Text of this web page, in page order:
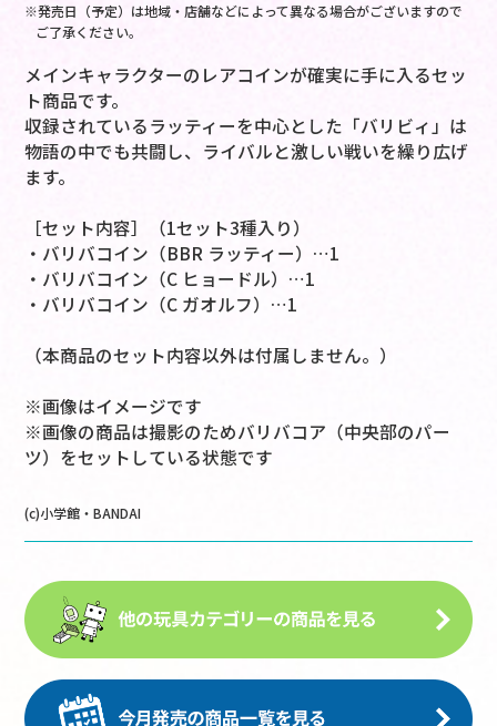
※発売日（予定）は地域・店舗などによって異なる場合がございますので
ご了承ください。
メインキャラクターのレアコインが確実に手に入るセッ
ト商品です。
収録されているラッティーを中心とした「バリビィ」は
物語の中でも共闘し、ライバルと激しい戦いを繰り広げ
ます。
［セット内容］（1セット3種入り）
・バリバコイン（BBR ラッティー）…1
・バリバコイン（C ヒョードル）…1
・バリバコイン（C ガオルフ）…1
（本商品のセット内容以外は付属しません。）
※画像はイメージです
※画像の商品は撮影のためバリバコア（中央部のパー
ツ）をセットしている状態です
(c)小学館・BANDAI